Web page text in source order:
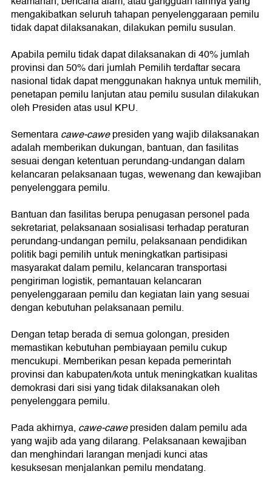
mengakibatkan seluruh tahapan penyelenggaraan pemilu
tidak dapat dilaksanakan, dilakukan pemilu susulan.
Apabila pemilu tidak dapat dilaksanakan di 40% jumlah
provinsi dan 50% dari jumlah Pemilih terdaftar secara
nasional tidak dapat menggunakan haknya untuk memilih,
penetapan pemilu lanjutan atau pemilu susulan dilakukan
oleh Presiden atas usul KPU.
Sementaracawe-cawepresiden yang wajib dilaksanakan
adalah memberikan dukungan, bantuan, dan fasilitas
sesuai dengan ketentuan perundang-undangan dalam
kelancaran pelaksanaan tugas, wewenang dan kewajiban
penyelenggara pemilu.
Bantuan dan fasilitas berupa penugasan personel pada
sekretariat, pelaksanaan sosialisasi terhadap peraturan
perundang-undangan pemilu, pelaksanaan pendidikan
politik bagi pemilih untuk meningkatkan partisipasi
masyarakat dalam pemilu, kelancaran transportasi
pengiriman logistik, pemantauan kelancaran
penyelenggaraan pemilu dan kegiatan lain yang sesuai
dengan kebutuhan pelaksanaan pemilu.
Dengan tetap berada di semua golongan, presiden
memastikan kebutuhan pembiayaan pemilu cukup
mencukupi. Memberikan pesan kepada pemerintah
provinsi dan kabupaten/kota untuk meningkatkan kualitas
demokrasi dari sisi yang tidak dilaksanakan oleh
penyelenggara pemilu.
Pada akhirnya, cawe-cawepresiden dalam pemilu ada
yang wajib ada yang dilarang. Pelaksanaan kewajiban
dan menghindari larangan menjadi kunci atas
kesuksesan menjalankan pemilu mendatang.